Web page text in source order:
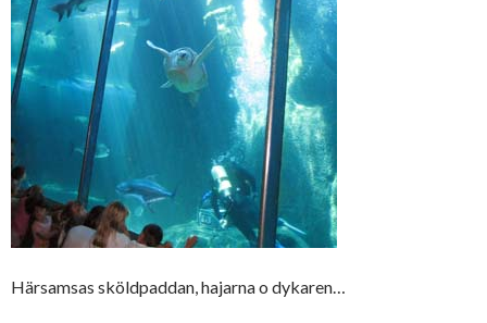
Härsamsas sköldpaddan, hajarna o dykaren…